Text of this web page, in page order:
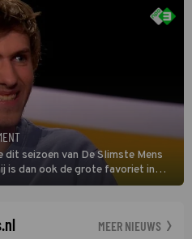
seizoen van De Slimste Mens
is dan ook de grote favoriet in
inbreng, want komiek
MEER NIEUWS